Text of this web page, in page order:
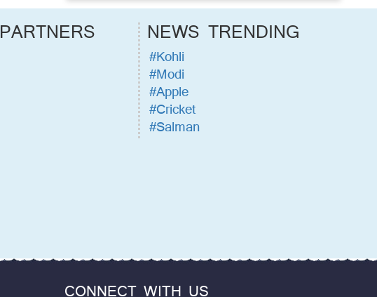
PARTNERS NEWS TRENDING
#Kohli
#Modi
#Apple
#Cricket
#Salman
CONNECT WITH US